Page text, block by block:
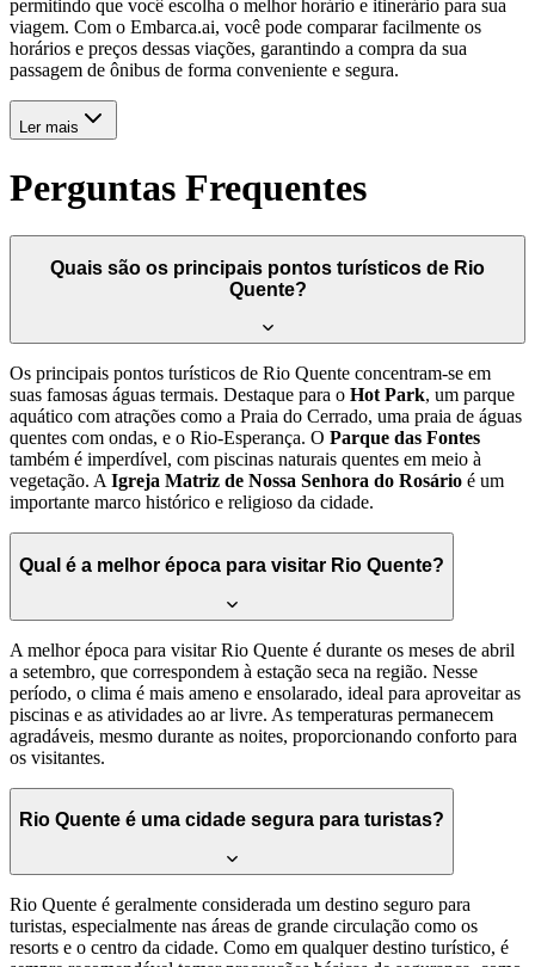
permitindo que você escolha o melhor horário e itinerário para sua
viagem. Com o Embarca.ai, você pode comparar facilmente os
horários e preços dessas viações, garantindo a compra da sua
passagem de ônibus de forma conveniente e segura.
Ler mais
Perguntas Frequentes
Quais são os principais pontos turísticos de Rio
Quente?
Os principais pontos turísticos de Rio Quente concentram-se em
suas famosas águas termais. Destaque para o Hot Park, um parque
aquático com atrações como a Praia do Cerrado, uma praia de águas
quentes com ondas, e o Rio-Esperança. O Parque das Fontes
também é imperdível, com piscinas naturais quentes em meio à
vegetação. A Igreja Matriz de Nossa Senhora do Rosário é um
importante marco histórico e religioso da cidade.
Qual é a melhor época para visitar Rio Quente?
A melhor época para visitar Rio Quente é durante os meses de abril
a setembro, que correspondem à estação seca na região. Nesse
período, o clima é mais ameno e ensolarado, ideal para aproveitar as
piscinas e as atividades ao ar livre. As temperaturas permanecem
agradáveis, mesmo durante as noites, proporcionando conforto para
os visitantes.
Rio Quente é uma cidade segura para turistas?
Rio Quente é geralmente considerada um destino seguro para
turistas, especialmente nas áreas de grande circulação como os
resorts e o centro da cidade. Como em qualquer destino turístico, é